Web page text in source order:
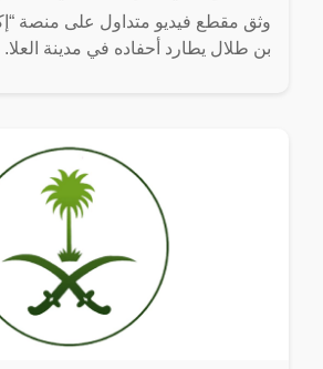
وثق مقطع فيديو متداول على منصة
بن طلال يطارد أحفاده في مدينة العلا.